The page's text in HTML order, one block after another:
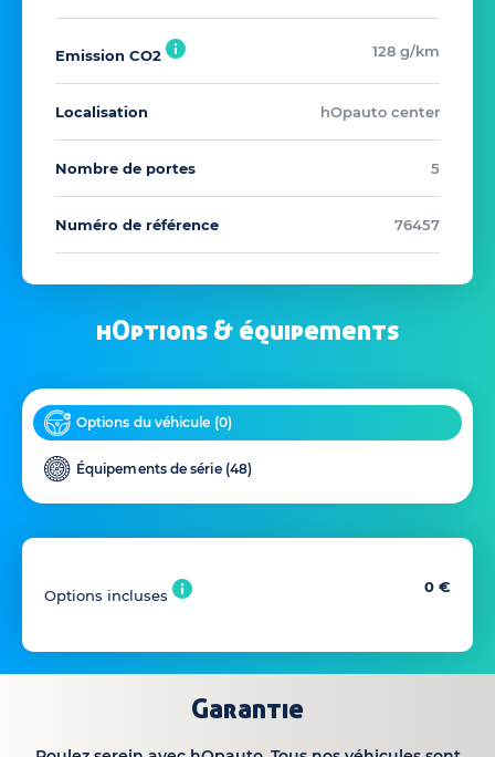
Emission CO2 128 g/km
Localisation hOpauto center
Nombre de portes 5
Numéro de référence 76457
hOptions & équipements
Options du véhicule (0)
Équipements de série (48)
Options incluses 0 €
Garantie